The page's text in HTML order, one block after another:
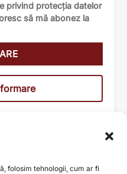
folosim tehnologii, cum ar fi
privind protecția datelor
să mă abonez la